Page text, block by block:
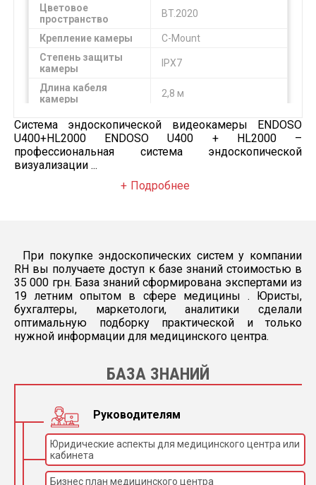
Цветовое
пространство
BT.2020
Крепление камеры
C-Mount
Степень защиты
камеры
IPX7
Длина кабеля
камеры
2,8 м
Видеовыходы
HDMI ×1, DVI ×1, SDI ×1
Дополнительные
интерфейсы
12G-SDI, 3G-SDI, HDMI
100–240 В, 50/60 Гц
Цветовая
температура
6500 K
Световой поток
1800 лм
Уровни яркости
10
Уровень шума
< 50 дБ
световодного
3 м
Срок службы
камеры
5 лет
Области
применения
Лапароскопия,
артроскопия, ЛОР-
хирургия, общая
Система эндоскопической видеокамеры ENDOSO
U400+HL2000 ENDOSO U400 + HL2000 –
профессиональная система эндоскопической
визуализации ...
Подробнее
При покупке эндоскопических систем у компании
RH вы получаете доступ к базе знаний стоимостью в
35 000 грн. База знаний сформирована экспертами из
19 летним опытом в сфере медицины . Юристы,
бухгалтеры, маркетологи, аналитики сделали
оптимальную подборку практической и только
нужной информации для медицинского центра.
БАЗА ЗНАНИЙ
Руководителям
Юридические аспекты для медицинского центра или
кабинета
Бизнес план медицинского центра